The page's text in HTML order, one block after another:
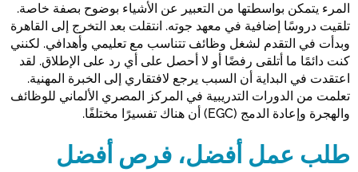
المرء يتمكن بواسطتها من التعبير عن الأشياء بوضوح بصفة خاصة.
تلقيت دروسًا إضافية في معهد جوته. انتقلت بعد التخرج إلى القاهرة
وبدأت في التقدم لشغل وظائف تتناسب مع تعليمي وأهدافي. لكنني
كنت دائمًا ما أتلقى رفضًا أو لا أحصل على أي رد على الإطلاق. لقد
اعتقدت في البداية أن السبب يرجع لافتقاري إلى الخبرة المهنية.
تعلمت من الدورات التدريبية في المركز المصري الألماني للوظائف
والهجرة وإعادة الدمج (EGC) أن هناك تفسيرًا مختلفًا.
طلب عمل أفضل، فرص أفضل